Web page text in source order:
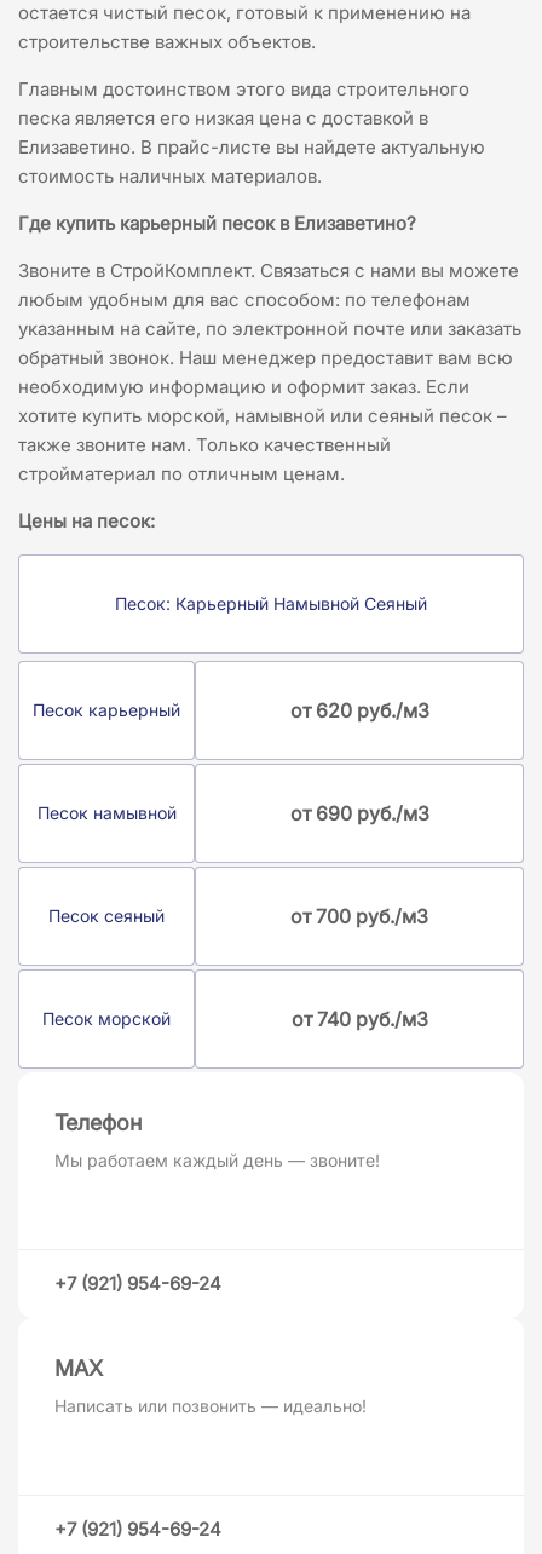
остается чистый песок, готовый к применению на
строительстве важных объектов.
Главным достоинством этого вида строительного
песка является его низкая цена с доставкой в
Елизаветино. В прайс-листе вы найдете актуальную
стоимость наличных материалов.
Где купить карьерный песок в Елизаветино?
Звоните в СтройКомплект. Связаться с нами вы можете
любым удобным для вас способом: по телефонам
указанным на сайте, по электронной почте или заказать
обратный звонок. Наш менеджер предоставит вам всю
необходимую информацию и оформит заказ. Если
хотите купить морской, намывной или сеяный песок –
также звоните нам. Только качественный
стройматериал по отличным ценам.
Цены на песок:
Песок: Карьерный Намывной Сеяный
Песок карьерный
Песок намывной
Песок сеяный
Песок морской
от 620 руб./м3
от 690 руб./м3
от 700 руб./м3
от 740 руб./м3
Телефон
Мы работаем каждый день — звоните!
+7 (921) 954-69-24
MAХ
Написать или позвонить — идеально!
+7 (921) 954-69-24